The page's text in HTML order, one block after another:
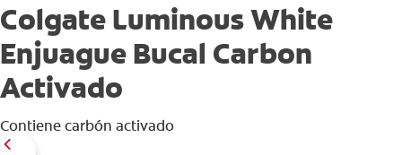
Colgate Luminous White
Enjuague Bucal Carbon
Activado
Contiene carbón activado